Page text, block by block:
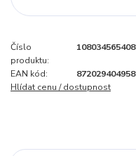
Číslo
produktu:
EAN kód:
Hlídat cenu / dostupnost